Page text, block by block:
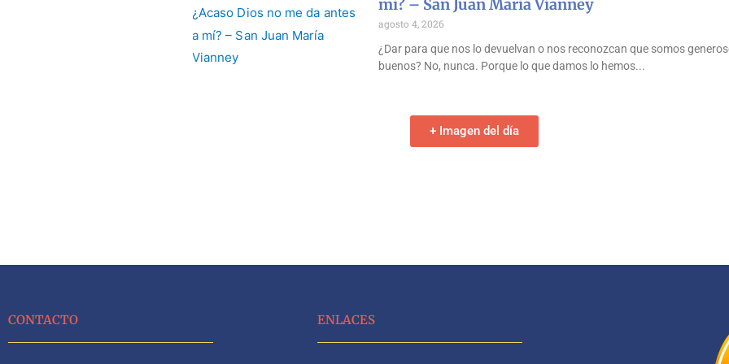
mí? – San Juan María Vianney
agosto 4, 2026
¿Dar para que nos lo devuelvan o nos reconozcan que somos
buenos? No, nunca. Porque lo que damos lo hemos
+ Imagen del día
CONTACTO ENLACES